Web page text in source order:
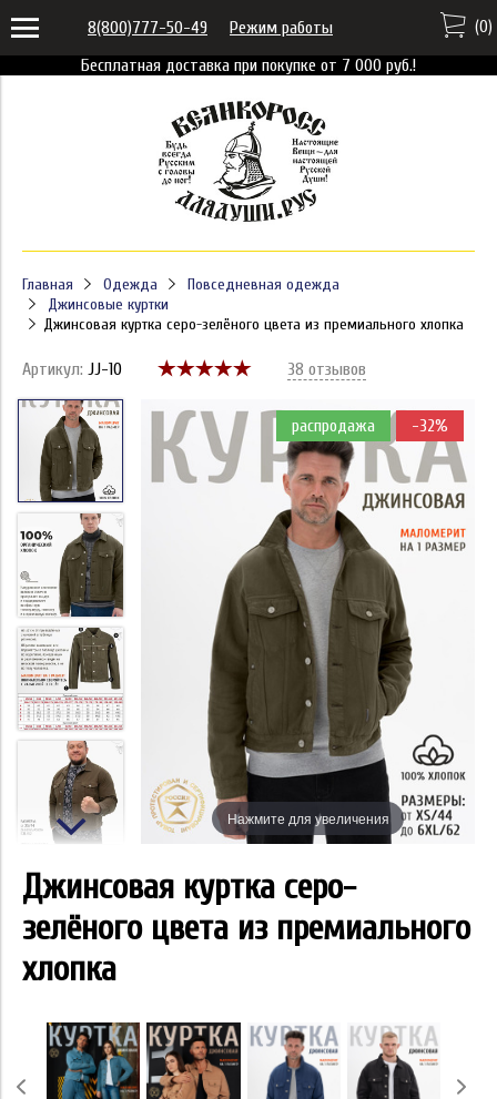
Бесплатная доставка при покупке от 7 000 руб.!
8(800)777-50-49 Режим работы (0)
Главная Одежда
Повседневная одежда
Джинсовые куртки
Джинсовая куртка серо-зелёного цвета из премиального хлопка
Артикул: JJ-10 38 отзывов
распродажа -32%
Нажмите для увеличения
Джинсовая куртка серо-
зелёного цвета из премиального
хлопка